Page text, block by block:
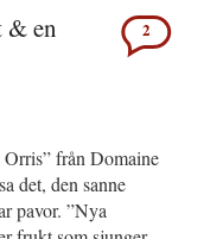
& en
2
Orris” från Domaine
det, den sanne
pavor. ”Nya